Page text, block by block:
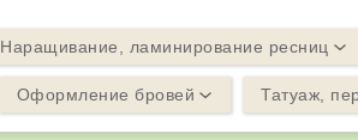
Наращивание, ламинирование ресниц
Оформление бровей Татуаж,